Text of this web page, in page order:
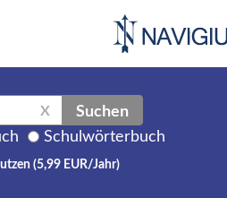
X Suchen
Schulwörterbuch
(5,99 EUR/Jahr)